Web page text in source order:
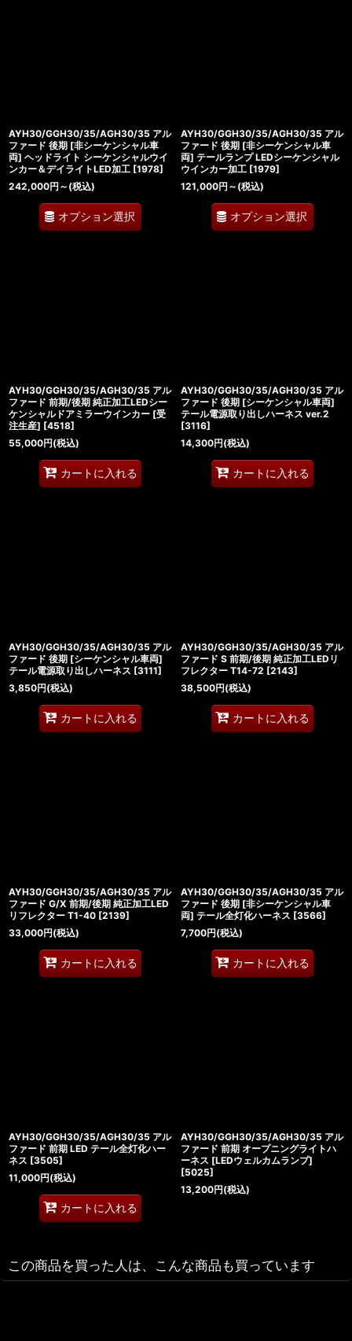
AYH30/GGH30/35/AGH30/35 アル
ファード 後期 [非シーケンシャル車
両] ヘッドライト シーケンシャルウイ
ンカー＆デイライトLED加工 [1978]
242,000円 ～ (税込)
オプション選択
AYH30/GGH30/35/AGH30/35 アル
ファード 後期 [非シーケンシャル車
両] テールランプ LEDシーケンシャル
ウインカー加工 [1979]
121,000円 ～ (税込)
オプション選択
AYH30/GGH30/35/AGH30/35 アル
ファード 前期/後期 純正加工LEDシー
ケンシャルドアミラーウインカー [受
注生産] [4518]
55,000円(税込)
カートに入れる
AYH30/GGH30/35/AGH30/35 アル
ファード 後期 [シーケンシャル車両]
テール電源取り出しハーネス ver.2
[3116]
14,300円(税込)
カートに入れる
AYH30/GGH30/35/AGH30/35 アル
ファード 後期 [シーケンシャル車両]
テール電源取り出しハーネス [3111]
3,850円(税込)
カートに入れる
AYH30/GGH30/35/AGH30/35 アル
ファード S 前期/後期 純正加工LEDリ
フレクター T14-72 [2143]
38,500円(税込)
カートに入れる
AYH30/GGH30/35/AGH30/35 アル
ファード G/X 前期/後期 純正加工LED
リフレクター T1-40 [2139]
33,000円(税込)
カートに入れる
AYH30/GGH30/35/AGH30/35 アル
ファード 後期 [非シーケンシャル車
両] テール全灯化ハーネス [3566]
7,700円(税込)
カートに入れる
AYH30/GGH30/35/AGH30/35 アル
ファード 前期 LED テール全灯化ハー
ネス [3505]
11,000円(税込)
カートに入れる
AYH30/GGH30/35/AGH30/35 アル
ファード 前期 オープニングライトハ
ーネス [LEDウェルカムランプ]
[5025]
13,200円(税込)
この商品を買った人は、こんな商品も買っています